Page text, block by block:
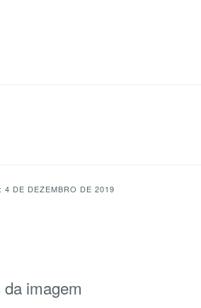
4 DE DEZEMBRO DE 2019
imagem